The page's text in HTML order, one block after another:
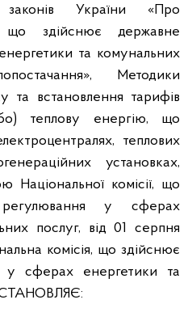
України «Про
що здійснює державне
та комунальних
Методики
та встановлення тарифів
теплову енергію, що
теплових
установках,
Національної комісії, що
у сферах
послуг, від 01 серпня
комісія, що здійснює
у сферах енергетики та